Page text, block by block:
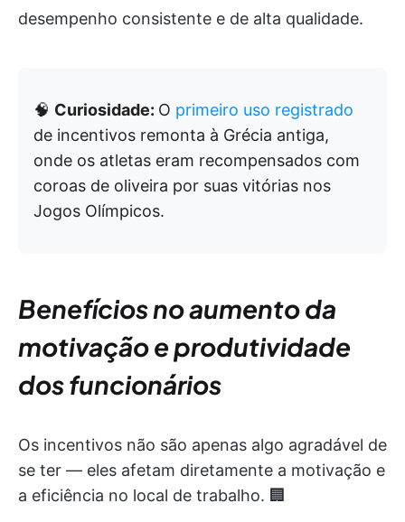
desempenho consistente e de alta qualidade.
🧠 Curiosidade: O primeiro uso registrado
de incentivos remonta à Grécia antiga,
onde os atletas eram recompensados com
coroas de oliveira por suas vitórias nos
Jogos Olímpicos.
Benefícios no aumento da
motivação e produtividade
dos funcionários
Os incentivos não são apenas algo agradável de
se ter — eles afetam diretamente a motivação e
a eficiência no local de trabalho. 🏢